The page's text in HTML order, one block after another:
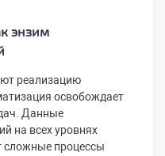
энзим
реализацию
освобождает
Данные
на всех уровнях
сложные процессы